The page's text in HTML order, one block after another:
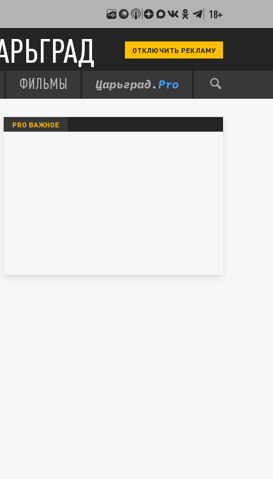
18+
ОТКЛЮЧИТЬ РЕКЛАМУ
ФИЛЬМЫ
PRO ВАЖНОЕ